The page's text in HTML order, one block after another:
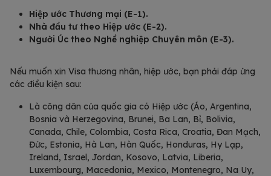
Hiệp ước Thương mại (E-1).
Nhà đầu tư theo Hiệp ước (E-2).
Người Úc theo Nghề nghiệp Chuyên môn (E-3).
Nếu muốn xin Visa thương nhân, hiệp ước, bạn phải đáp ứng
các điều kiện sau:
Là công dân của quốc gia có Hiệp ước (Áo, Argentina,
Bosnia và Herzegovina, Brunei, Ba Lan, Bỉ, Bolivia,
Canada, Chile, Colombia, Costa Rica, Croatia, Đan Mạch,
Đức, Estonia, Hà Lan, Hàn Quốc, Honduras, Hy Lạp,
Ireland, Israel, Jordan, Kosovo, Latvia, Liberia,
Luxembourg, Macedonia, Mexico, Montenegro, Na Uy,